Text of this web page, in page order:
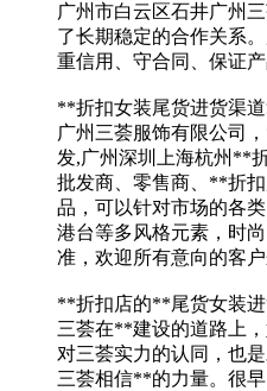
广州市白云区石井广州
了长期稳定的合作关系
重信用、守合同、保证
**折扣女装尾货进货渠
广州三荟服饰有限公司
发,广州深圳上海杭州**
批发商、零售商、**折
品，可以针对市场的各
港台等多风格元素，时
准，欢迎所有意向的客户
**折扣店的**尾货女装
三荟在**建设的道路上
对三荟实力的认同，也
三荟相信**的力量。很